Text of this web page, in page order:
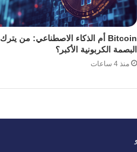
Bitcoin أم الذكاء الاصطناعي: من يترك
البصمة الكربونية الأكبر؟
منذ 4 ساعات